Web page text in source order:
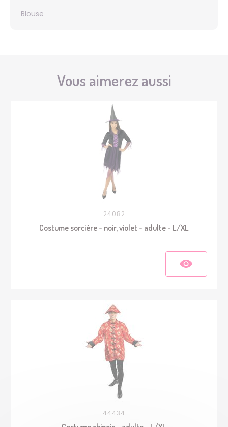
Blouse
Vous aimerez aussi
24082
Costume sorcière - noir, violet - adulte - L/XL
44434